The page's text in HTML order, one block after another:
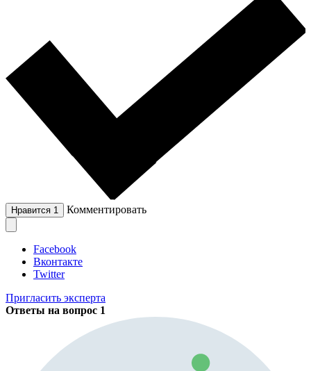
Нравится 1 Комментировать
Facebook
Вконтакте
Twitter
Пригласить эксперта
Ответы на вопрос 1